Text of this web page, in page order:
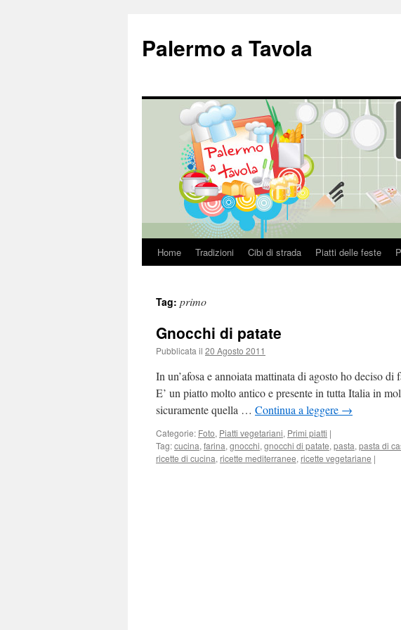
Palermo a Tavola
Vai
contenuto
Home Tradizioni Cibi di strada Piatti delle feste
Tag: primo
Gnocchi di patate
Pubblicata il 20 Agosto 2011
In un’afosa e annoiata mattinata di agosto ho deciso
E’ un piatto molto antico e presente in tutta Italia in
sicuramente quella … Continua a leggere →
Categorie: Foto, Piatti vegetariani, Primi piatti |
Tag:cucina, farina, gnocchi, gnocchi di patate, pasta, pasta di
ricette di cucina, ricette mediterranee, ricette vegetariane |